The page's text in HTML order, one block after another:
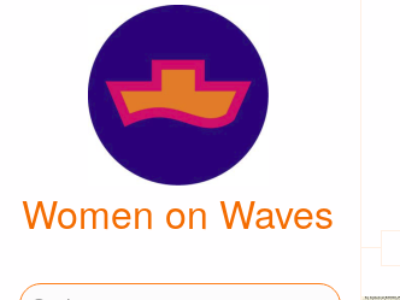
Women on Waves